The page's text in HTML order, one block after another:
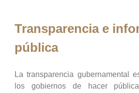
Transparencia e
pública
La transparencia gubernamental
los gobiernos de hacer